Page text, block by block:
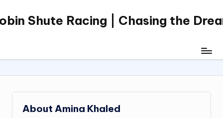
Skip
Shute Racing | Chasing the
About Amina Khaled